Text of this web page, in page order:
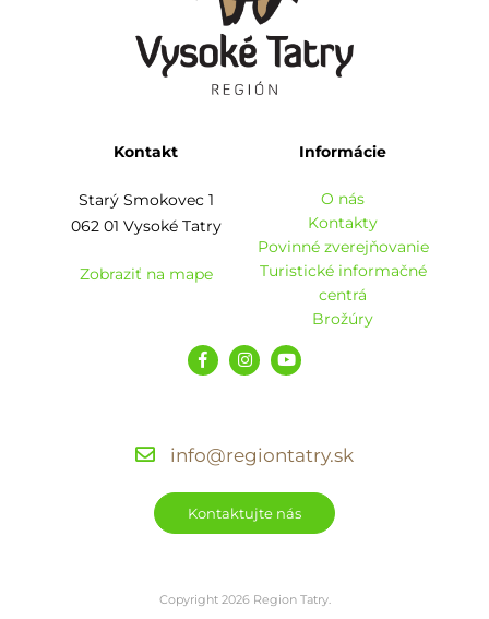
Kontakt
Starý Smokovec 1
062 01 Vysoké Tatry
Zobraziť na mape
Informácie
O nás
Kontakty
Povinné zverejňovanie
Turistické informačné
centrá
Brožúry
info@regiontatry.sk
Kontaktujte nás
Copyright 2026 Region Tatry.